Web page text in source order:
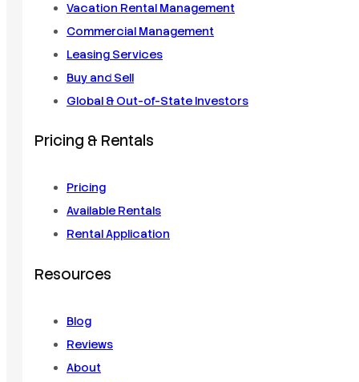
Vacation Rental Management
Commercial Management
Leasing Services
Buy and Sell
Global & Out-of-State Investors
Pricing & Rentals
Pricing
Available Rentals
Rental Application
Resources
Blog
Reviews
About